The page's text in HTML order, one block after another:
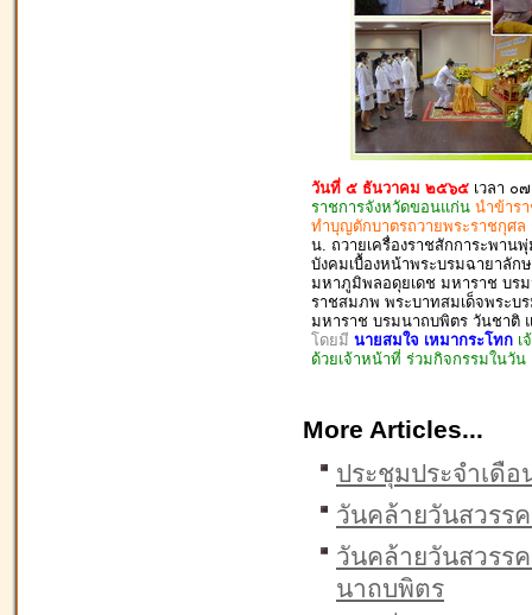
วันที่ ๕ ธันวาคม ๒๕๖๕ เวลา ๐
ราชการจังหวัดขอนแก่น นำข้าร
ทำบุญตักบาตรถวายพระราชกุศ
น. ถวายเครื่องราชสักการะพาน
บังคมเบื้องหน้าพระบรมฉายาลัก
มหาภูมิพลอดุยเดช มหาราช บร
ราชสมภพ พระบาทสมเด็จพระบ
มหาราช บรมนาถบพิตร วันชาติ
โดยมี นายสมใจ เหมากระโทก เ
ด้วยเจ้าหน้าที่ ร่วมกิจกรรมในวัน
More Articles...
ประชุมประจำเดื
วันคล้ายวันสวรร
วันคล้ายวันสวรร
นาถบพิตร